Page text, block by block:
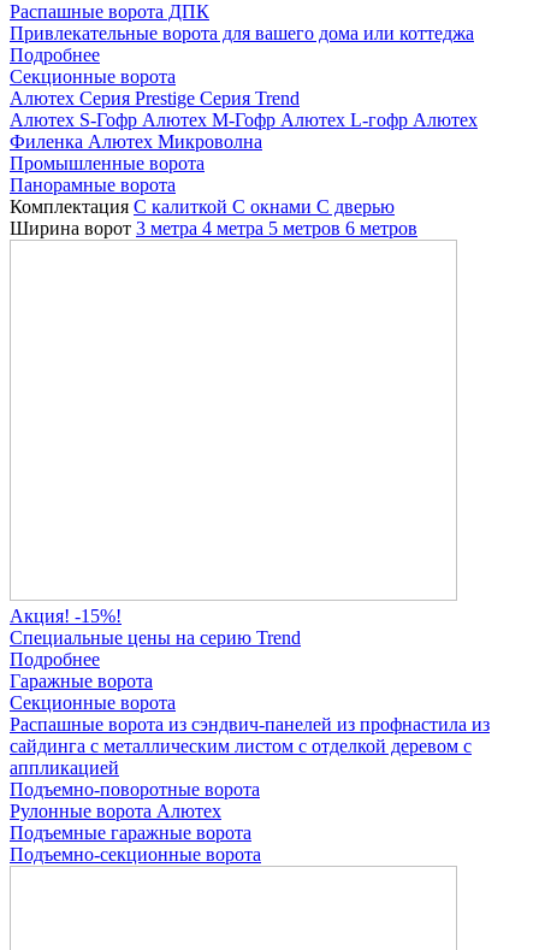
Распашные ворота ДПК
Привлекательные ворота для вашего дома или коттеджа
Подробнее
Секционные ворота
Алютех Серия Prestige Серия Trend
Алютех S-Гофр Алютех M-Гофр Алютех L-гофр Алютех
Филенка Алютех Микроволна
Промышленные ворота
Панорамные ворота
Комплектация С калиткой С окнами C дверью
Ширина ворот 3 метра 4 метра 5 метров 6 метров
Акция! -15%!
Специальные цены на серию Trend
Подробнее
Гаражные ворота
Секционные ворота
Распашные ворота из сэндвич-панелей из профнастила из
сайдинга с металлическим листом с отделкой деревом с
аппликацией
Подъемно-поворотные ворота
Рулонные ворота Алютех
Подъемные гаражные ворота
Подъемно-секционные ворота